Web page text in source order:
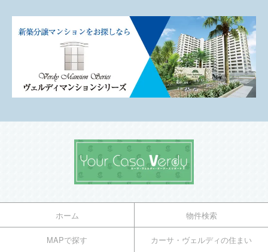
ホーム 物件検索
MAPで探す カーサ・ヴェルディの住まい